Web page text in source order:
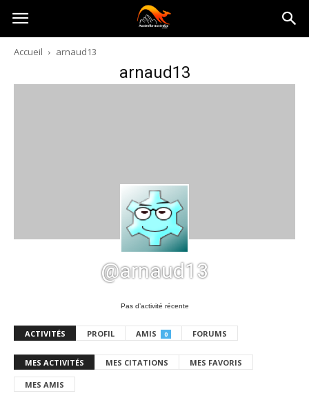
Australia-
australie.com
Accueil arnaud13
arnaud13
@arnaud13
Pas d’activité récente
ACTIVITÉS PROFIL AMIS 0 FORUMS
MES ACTIVITÉS MES CITATIONS MES FAVORIS
MES AMIS